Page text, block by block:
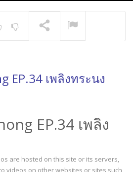
EP.34 เพลิงทระนง
EP.34 เพลิง
are hosted on this site or its servers,
videos on other websites or sites such